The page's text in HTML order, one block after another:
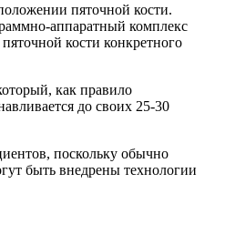
пяточной кости.
аппаратный комплекс
кости конкретного
как правило
до своих 25-30
поскольку обычно
быть внедрены технологии